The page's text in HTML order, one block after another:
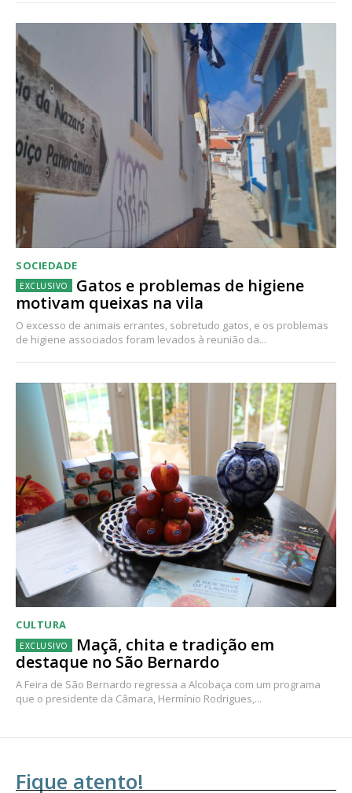
SOCIEDADE
Gatos e problemas de higiene
motivam queixas na vila
O excesso de animais errantes, sobretudo gatos, e os problemas
de higiene associados foram levados à reunião da...
CULTURA
Maçã, chita e tradição em
destaque no São Bernardo
A Feira de São Bernardo regressa a Alcobaça com um programa
que o presidente da Câmara, Hermínio Rodrigues,...
Fique atento!